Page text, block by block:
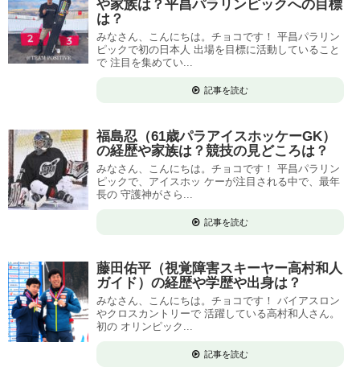
や家族は？平昌パラリンピックへの目標
は？
みなさん、こんにちは。チョコです！ 平昌パラリン
ピックで初の日本人 出場を目標に活動していること
で 注目を集めてい...
記事を読む
福島忍（61歳パラアイスホッケーGK）
の経歴や家族は？競技の見どころは？
みなさん、こんにちは。チョコです！ 平昌パラリン
ピックで、アイスホッ ケーが注目される中で、最年
長の 守護神がさら...
記事を読む
藤田佑平（視覚障害スキーヤー高村和人
ガイド）の経歴や学歴や出身は？
みなさん、こんにちは。チョコです！ バイアスロン
やクロスカントリーで 活躍している高村和人さん。
初の オリンピック...
記事を読む